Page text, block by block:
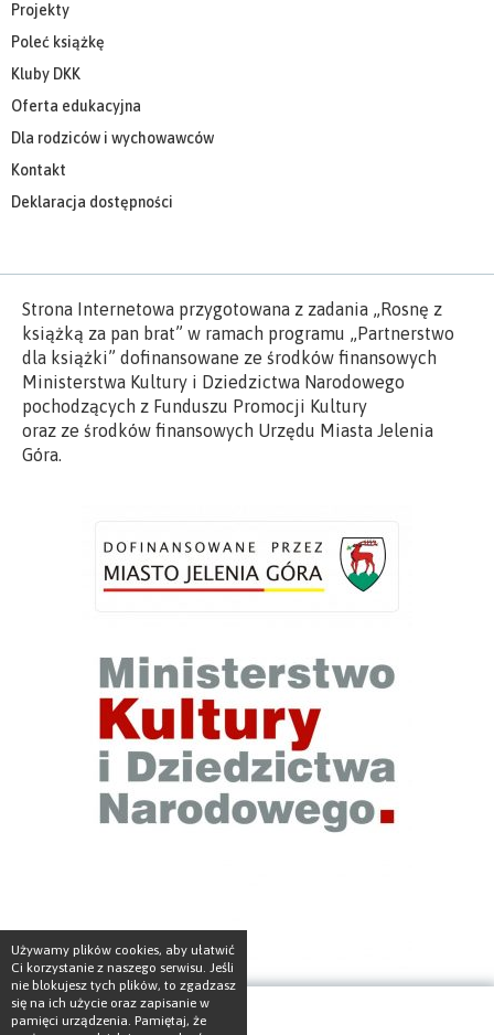
Projekty
Poleć książkę
Kluby DKK
Oferta edukacyjna
Dla rodziców i wychowawców
Kontakt
Deklaracja dostępności
Strona Internetowa przygotowana z zadania „Rosnę z
książką za pan brat” w ramach programu „Partnerstwo
dla książki” dofinansowane ze środków finansowych
Ministerstwa Kultury i Dziedzictwa Narodowego
pochodzących z Funduszu Promocji Kultury
oraz ze środków finansowych Urzędu Miasta Jelenia
Góra.
Używamy plików cookies, aby ułatwić
Ci korzystanie z naszego serwisu. Jeśli
nie blokujesz tych plików, to zgadzasz
się na ich użycie oraz zapisanie w
pamięci urządzenia. Pamiętaj, że